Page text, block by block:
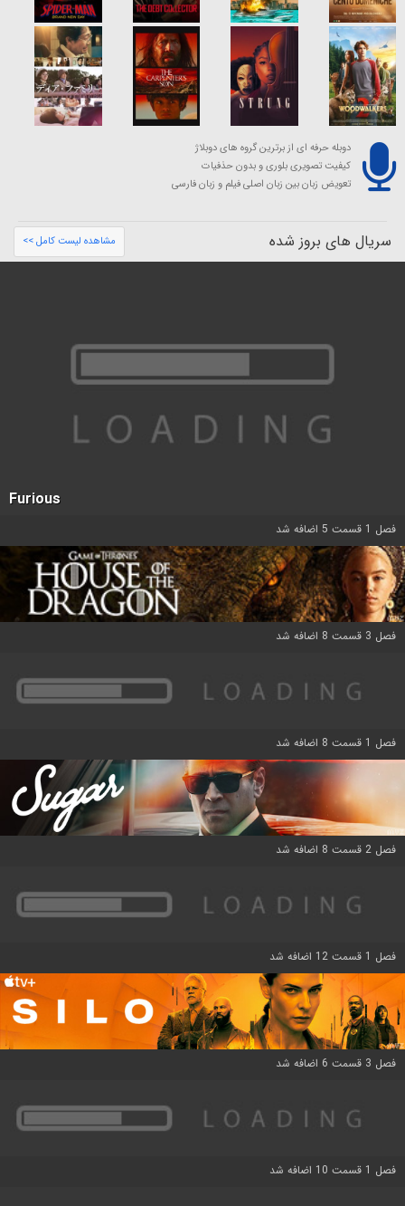
دوبله حرفه ای از برترین گروه های دوبلاژ
کیفیت تصویری بلوری و بدون حذفیات
تعویض زبان بین زبان اصلی فیلم و زبان فارسی
سریال های بروز شده مشاهده لیست کامل >>
Furious
فصل 1 قسمت 5 اضافه شد
فصل 3 قسمت 8 اضافه شد
فصل 1 قسمت 8 اضافه شد
فصل 2 قسمت 8 اضافه شد
فصل 1 قسمت 12 اضافه شد
فصل 3 قسمت 6 اضافه شد
فصل 1 قسمت 10 اضافه شد